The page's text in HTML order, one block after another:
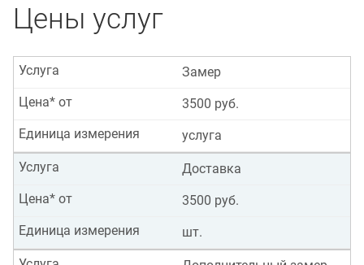
Цены услуг
Замер
Услуга
3500 руб.
Цена* от
услуга
Единица измерения
Доставка
Услуга
3500 руб.
Цена* от
шт.
Единица измерения